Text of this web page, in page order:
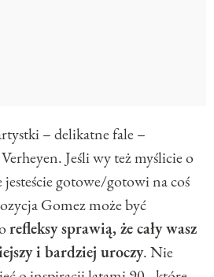
– delikatne fale –
Jeśli wy też myślicie o
gotowe/gotowi na coś
Gomez może być
refleksy sprawią, że cały wasz
i bardziej uroczy. Nie